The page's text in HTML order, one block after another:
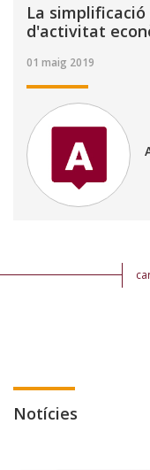
La
d'activitat
01 maig 2019
Notícies